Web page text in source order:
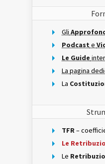
Gli
Podcast e
Le Guide
La pagina
La
TFR–
Le
Le